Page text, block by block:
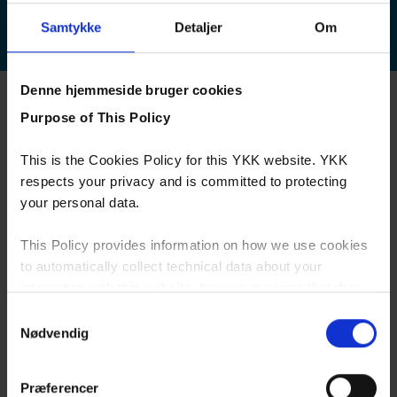
Samtykke Detaljer Om
Denne hjemmeside bruger cookies
Purpose of This Policy
This is the Cookies Policy for this YKK website. YKK
respects your privacy and is committed to protecting
your personal data.
This Policy provides information on how we use cookies
to automatically collect technical data about your
for detailed information as
to how we lawfully use and protect your personal data
Nødvendig
Præferencer
lynlåse
du burde også vælge os for vores logistikløsninger. Vi leverer
ikke bare en vare fra A til B. Vi går gerne skridtet videre og er